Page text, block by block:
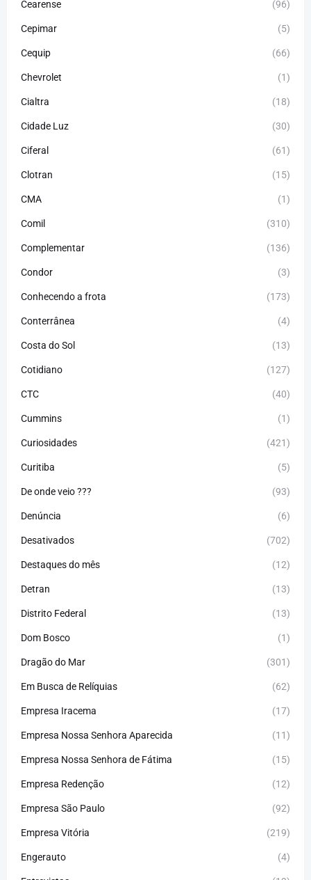
Cearense (96)
Cepimar (5)
Cequip (66)
Chevrolet (1)
Cialtra (18)
Cidade Luz (30)
Ciferal (61)
Clotran (15)
CMA (1)
Comil (310)
Complementar (136)
Condor (3)
Conhecendo a frota (173)
Conterrânea (4)
Costa do Sol (13)
Cotidiano (127)
CTC (40)
Cummins (1)
Curiosidades (421)
Curitiba (5)
De onde veio ??? (93)
Denúncia (6)
Desativados (702)
Destaques do mês (12)
Detran (13)
Distrito Federal (13)
Dom Bosco (1)
Dragão do Mar (301)
Em Busca de Relíquias (62)
Empresa Iracema (17)
Empresa Nossa Senhora Aparecida (11)
Empresa Nossa Senhora de Fátima (15)
Empresa Redenção (12)
Empresa São Paulo (92)
Empresa Vitória (219)
Engerauto (4)